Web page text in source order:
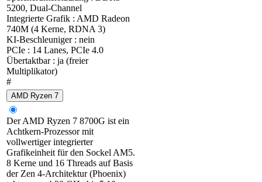
5200, Dual-Channel
Integrierte Grafik : AMD Radeon
740M (4 Kerne, RDNA 3)
KI-Beschleuniger : nein
PCIe : 14 Lanes, PCIe 4.0
Übertaktbar : ja (freier
Multiplikator)
#
AMD Ryzen 7
Der AMD Ryzen 7 8700G ist ein
Achtkern-Prozessor mit
vollwertiger integrierter
Grafikeinheit für den Sockel AM5.
8 Kerne und 16 Threads auf Basis
der Zen 4-Architektur (Phoenix)